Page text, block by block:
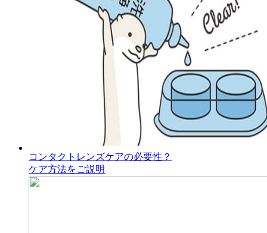
コンタクトレンズケアの必要性？
ケア方法をご説明